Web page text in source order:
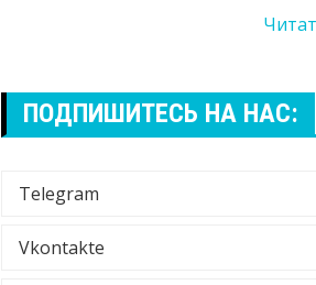
Делегирование полномочий в
турагентстве: системный подход
ПОДПИШИТЕСЬ НА НАС:
Telegram
Vkontakte